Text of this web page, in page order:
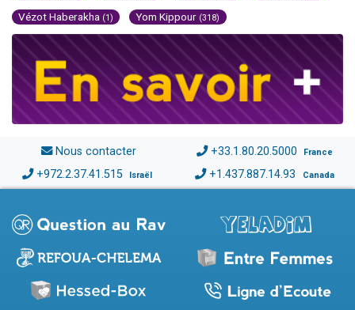
Vézot Haberakha (1) Yom Kippour (318)
Nous contacter +33.1.80.20.5000 France
+972.2.37.41.515 Israël +1.437.887.14.93 Canada